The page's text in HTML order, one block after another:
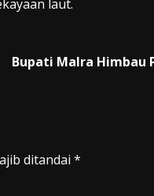
laut.
Bupati Malra Himbau
ditandai *